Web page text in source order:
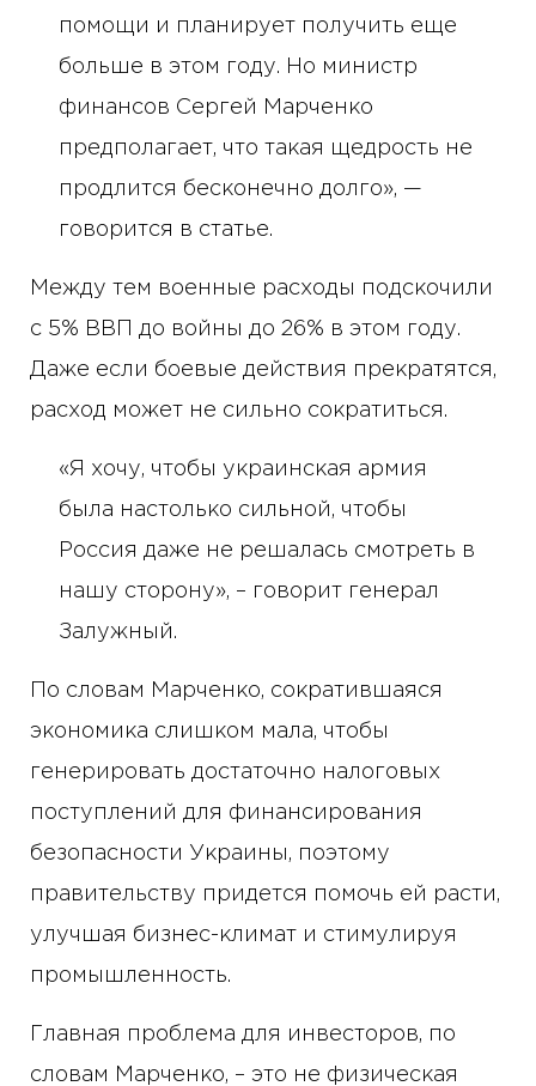
помощи и планирует получить еще
больше в этом году. Но министр
финансов Сергей Марченко
предполагает, что такая щедрость не
продлится бесконечно долго», —
говорится в статье.
Между тем военные расходы подскочили
с 5% ВВП до войны до 26% в этом году.
Даже если боевые действия прекратятся,
расход может не сильно сократиться.
«Я хочу, чтобы украинская армия
была настолько сильной, чтобы
Россия даже не решалась смотреть в
нашу сторону», – говорит генерал
Залужный.
По словам Марченко, сократившаяся
экономика слишком мала, чтобы
генерировать достаточно налоговых
поступлений для финансирования
безопасности Украины, поэтому
правительству придется помочь ей расти,
улучшая бизнес-климат и стимулируя
промышленность.
Главная проблема для инвесторов, по
словам Марченко, – это не физическая